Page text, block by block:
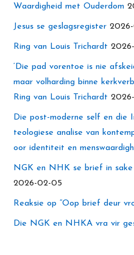
Waardigheid met Ouderdom
Jesus se geslagsregister
Ring van Louis Trichardt
‘Die pad vorentoe is nie
maar volharding binne
Ring van Louis Trichardt
Die post-moderne self en die
teologiese analise van
oor identiteit en
NGK en NHK se brief in sake
2026-02-05
Reaksie op “Oop brief deur
Die NGK en NHKA vra vir